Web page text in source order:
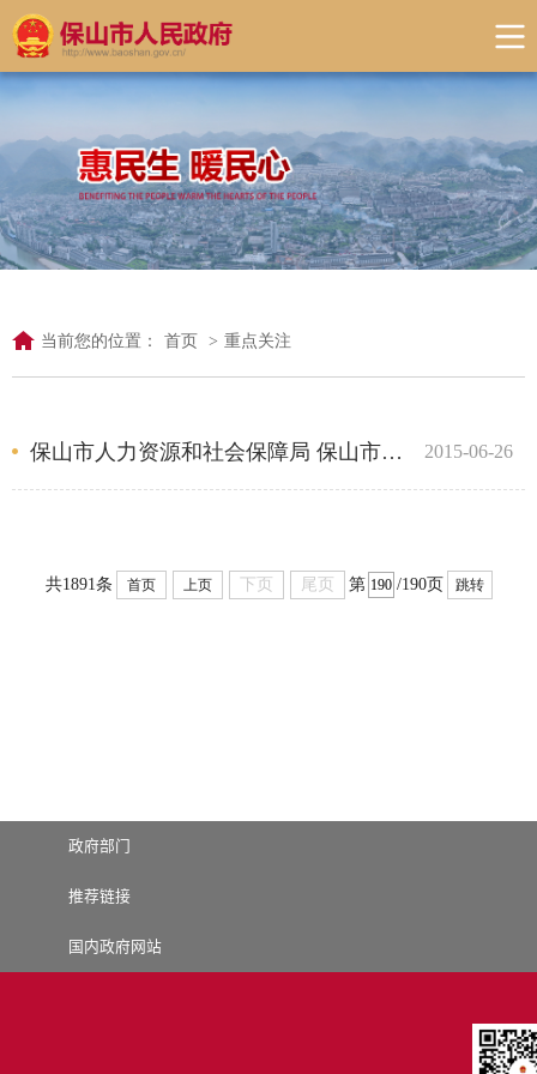
当前您的位置： 首页 > 重点关注
保山市人力资源和社会保障局 保山市财政局关于印发《保山市提高人才奖励标准实施办法》保人社联〔2015〕... 2015-06-26
共1891条 首页 上页 下页 尾页 第 /190页 跳转